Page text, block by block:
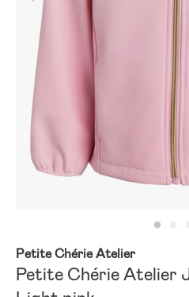
Petite Chérie Atelier
Petite Chérie Atelier